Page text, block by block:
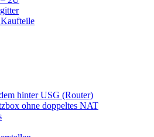
hinter USG (Router)
ohne doppeltes NAT